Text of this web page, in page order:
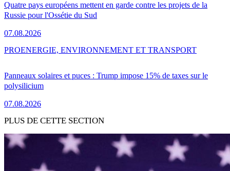
Quatre pays européens mettent en garde contre les projets de la
Russie pour l'Ossétie du Sud
07.08.2026
Panneaux solaires et puces : Trump impose 15% de taxes sur le
polysilicium
07.08.2026
PROENERGIE, ENVIRONNEMENT ET TRANSPORT
PLUS DE CETTE SECTION